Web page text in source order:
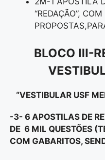
“REDAÇÃO”,
BLOCO III-
“VESTIBULAR USF
-3- 6 APOSTILAS DE
DE 6 MIL QUESTÕES
COM GABARITOS,